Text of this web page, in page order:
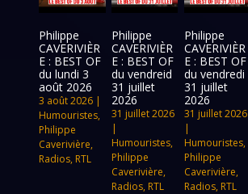
Philippe
CAVERIVIÈR
E : BEST OF
du lundi 3
août 2026
3 août 2026 |
Humouristes,
Philippe
Caverivière,
Radios, RTL
Philippe
CAVERIVIÈR
E : BEST OF
du vendreid
31 juillet
2026
31 juillet 2026
|
Humouristes,
Philippe
Caverivière,
Radios, RTL
Philippe
CAVERIVIÈR
E : BEST OF
du vendredi
31 juillet
2026
31 juillet 2026
|
Humouristes,
Philippe
Caverivière,
Radios, RTL